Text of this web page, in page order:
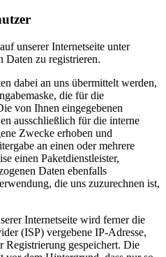
unserer Internetseite unter
Daten zu registrieren.
dabei an uns übermittelt werden,
die für die
von Ihnen eingegebenen
ausschließlich für die interne
Zwecke erhoben und
an einen oder mehrere
einen Paketdienstleister,
Daten ebenfalls
die uns zuzurechnen ist,
Internetseite wird ferner die
(ISP) vergebene IP-Adresse,
Registrierung gespeichert. Die